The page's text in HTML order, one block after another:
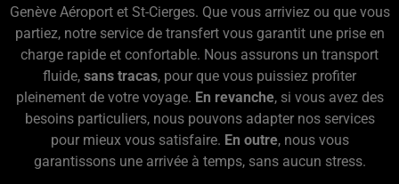
Genève Aéroport et St-Cierges. Que vous arriviez ou que vous
partiez, notre service de transfert vous garantit une prise en
charge rapide et confortable. Nous assurons un transport
fluide, sans tracas, pour que vous puissiez profiter
pleinement de votre voyage. En revanche, si vous avez des
besoins particuliers, nous pouvons adapter nos services
pour mieux vous satisfaire. En outre, nous vous
garantissons une arrivée à temps, sans aucun stress.